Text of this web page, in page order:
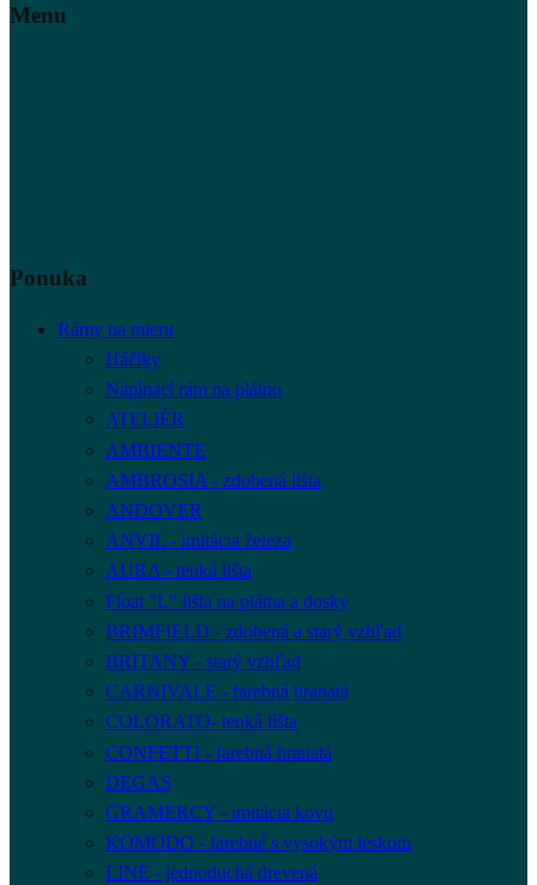
Menu
Ponuka
Rámy na mieru
Háčiky
Napínací rám na plátno
ATELIÉR
AMBIENTE
AMBROSIA - zdobená lišta
ANDOVER
ANVIL - imitácia železa
AURA - tenká lišta
Float "L" lišta na plátna a dosky
BRIMFIELD - zdobená a starý vzhľad
BRITANY - starý vzhľad
CARNIVALE - farebná hranatá
COLORATO- tenká lišta
CONFETTI - farebná hranatá
DEGAS
GRAMERCY - imitácia kovu
KOMODO - farebné s vysokým leskom
LINE - jednoduchá drevená